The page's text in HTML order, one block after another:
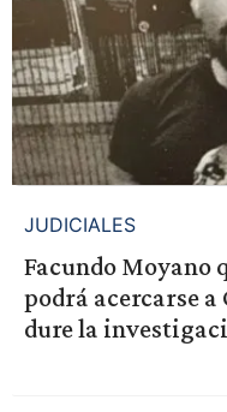
JUDICIALES
Facundo Moyano
podrá acercarse
dure la